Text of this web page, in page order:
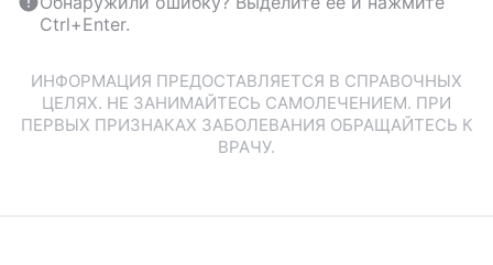
Ctrl+Enter.
ИНФОРМАЦИЯ ПРЕДОСТАВЛЯЕТСЯ В СПРАВОЧНЫХ
ЦЕЛЯХ. НЕ ЗАНИМАЙТЕСЬ САМОЛЕЧЕНИЕМ. ПРИ
ПЕРВЫХ ПРИЗНАКАХ ЗАБОЛЕВАНИЯ ОБРАЩАЙТЕСЬ К
ВРАЧУ.